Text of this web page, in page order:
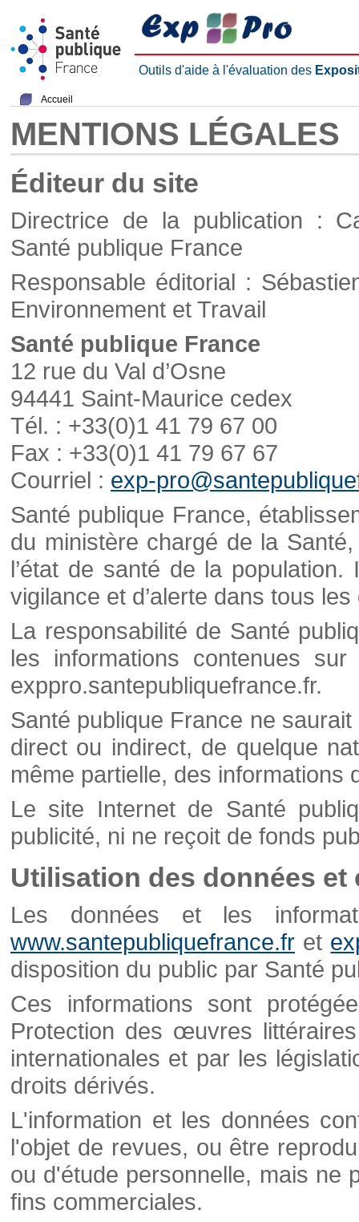
Outils d'aide à l'évaluation des
Accueil
MENTIONS LÉGALES
Éditeur du site
Directrice de la publication :
Santé publique France
Responsable éditorial :
Environnement et Travail
Santé publique France
12 rue du Val d’Osne
94441 Saint-Maurice cedex
Tél. : +33(0)1 41 79 67 00
Fax : +33(0)1 41 79 67 67
Courriel : exp-
Santé publique France,
du ministère chargé de la
l’état de santé de la
vigilance et d’alerte dans tous
La responsabilité de Santé
les informations contenues
exppro.santepubliquefrance.fr.
Santé publique France ne
direct ou indirect, de quelque
même partielle, des informations
Le site Internet de Santé
publicité, ni ne reçoit de fonds
Utilisation des données et
Les données et les
www.santepubliquefrance.fr et
disposition du public par Santé
Ces informations sont
Protection des œuvres
internationales et par les
droits dérivés.
L'information et les données
l'objet de revues, ou être
ou d'étude personnelle, mais ne
fins commerciales.